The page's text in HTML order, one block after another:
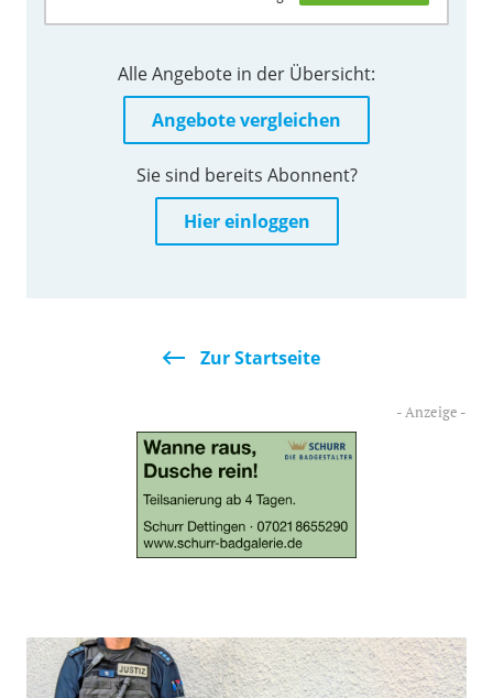
Alle Angebote in der Übersicht:
Angebote vergleichen
Sie sind bereits Abonnent?
Hier einloggen
Zur Startseite